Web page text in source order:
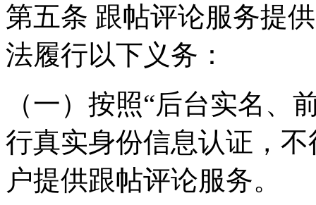
第五条 跟帖评论服务提
法履行以下义务：
（一）按照“后台实名、
行真实身份信息认证，
户提供跟帖评论服务。